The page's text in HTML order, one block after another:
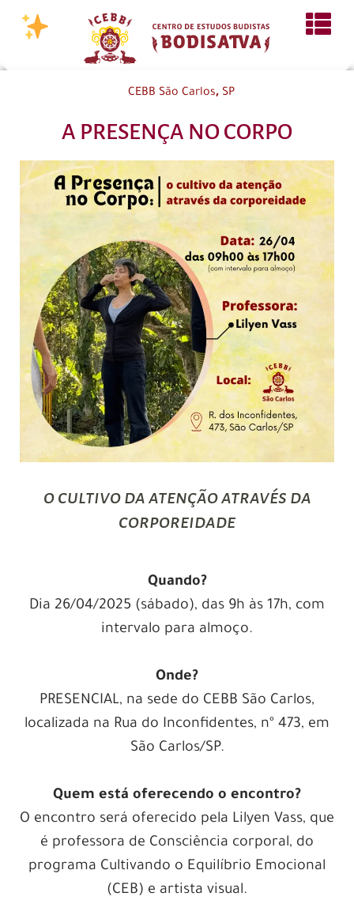
CEBB São Carlos, SP
A PRESENÇA NO CORPO
o cultivo da atenção através da
corporeidade
Quando?
Dia 26/04/2025 (sábado), das 9h às 17h, com
intervalo para almoço.
Onde?
PRESENCIAL, na sede do CEBB São Carlos,
localizada na Rua do Inconfidentes, nº 473, em
São Carlos/SP.
Quem está oferecendo o encontro?
O encontro será oferecido pela Lilyen Vass, que
é professora de Consciência corporal, do
programa Cultivando o Equilíbrio Emocional
(CEB) e artista visual.